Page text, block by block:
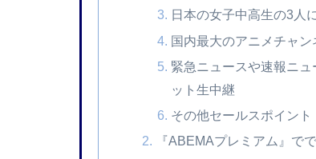
日本の女子中高生の3人
国内最大のアニメチャン
緊急ニュースや速報ニ
ット生中継
その他セールスポイント
『ABEMAプレミアム』で